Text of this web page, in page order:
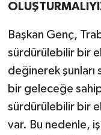
Başkan Genç,
sürdürülebilir bir
değinerek
bir geleceğe
sürdürülebilir bir
var. Bu nedenle, işi